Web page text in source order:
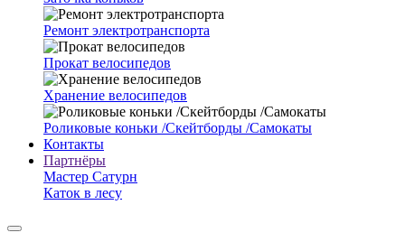
Ремонт электротранспорта
Прокат велосипедов
Хранение велосипедов
Роликовые коньки /Скейтборды /Самокаты
Контакты
Партнёры
Мастер Сатурн
Каток в лесу